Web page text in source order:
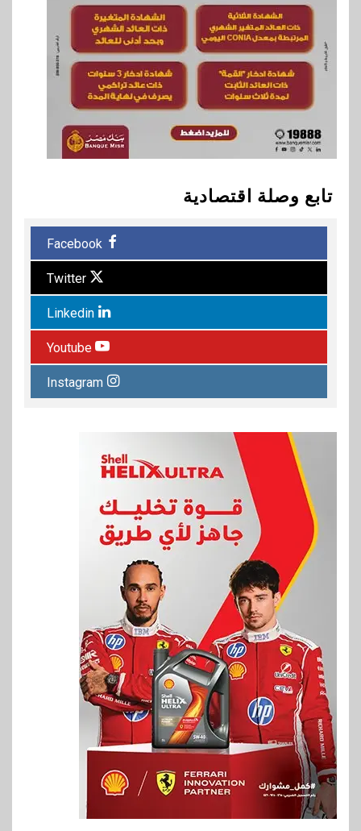
تابع وصلة اقتصادية
Facebook
Twitter
Linkedin
Youtube
Instagram